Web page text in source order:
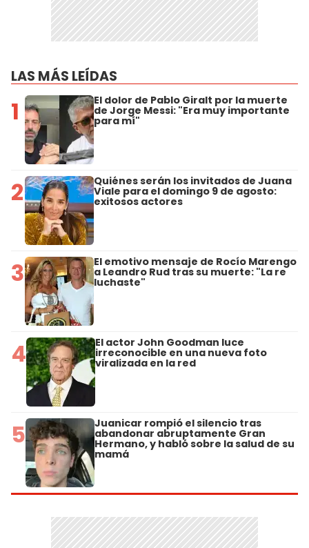
LAS MÁS LEÍDAS
1 El dolor de Pablo Giralt por la muerte
de Jorge Messi: "Era muy importante
para mí"
2 Quiénes serán los invitados de Juana
Viale para el domingo 9 de agosto:
exitosos actores
3 El emotivo mensaje de Rocío Marengo
a Leandro Rud tras su muerte: "La re
luchaste"
4 El actor John Goodman luce
irreconocible en una nueva foto
viralizada en la red
5 Juanicar rompió el silencio tras
abandonar abruptamente Gran
Hermano, y habló sobre la salud de su
mamá